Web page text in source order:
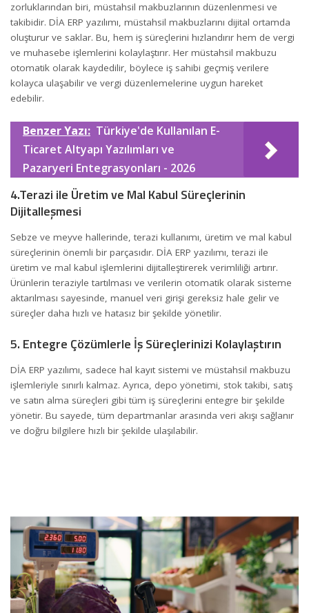
zorluklarından biri, müstahsil makbuzlarının düzenlenmesi ve
takibidir. DİA ERP yazılımı, müstahsil makbuzlarını dijital ortamda
oluşturur ve saklar. Bu, hem iş süreçlerini hızlandırır hem de vergi
ve muhasebe işlemlerini kolaylaştırır. Her müstahsil makbuzu
otomatik olarak kaydedilir, böylece iş sahibi geçmiş verilere
kolayca ulaşabilir ve vergi düzenlemelerine uygun hareket
edebilir.
Benzer Yazı: Türkiye'de Kullanılan E-
Ticaret Altyapı Yazılımları ve
Pazaryeri Entegrasyonları - 2026
4.Terazi ile Üretim ve Mal Kabul Süreçlerinin
Dijitalleşmesi
Sebze ve meyve hallerinde, terazi kullanımı, üretim ve mal kabul
süreçlerinin önemli bir parçasıdır. DİA ERP yazılımı, terazi ile
üretim ve mal kabul işlemlerini dijitalleştirerek verimliliği artırır.
Ürünlerin teraziyle tartılması ve verilerin otomatik olarak sisteme
aktarılması sayesinde, manuel veri girişi gereksiz hale gelir ve
süreçler daha hızlı ve hatasız bir şekilde yönetilir.
5. Entegre Çözümlerle İş Süreçlerinizi Kolaylaştırın
DİA ERP yazılımı, sadece hal kayıt sistemi ve müstahsil makbuzu
işlemleriyle sınırlı kalmaz. Ayrıca, depo yönetimi, stok takibi, satış
ve satın alma süreçleri gibi tüm iş süreçlerini entegre bir şekilde
yönetir. Bu sayede, tüm departmanlar arasında veri akışı sağlanır
ve doğru bilgilere hızlı bir şekilde ulaşılabilir.